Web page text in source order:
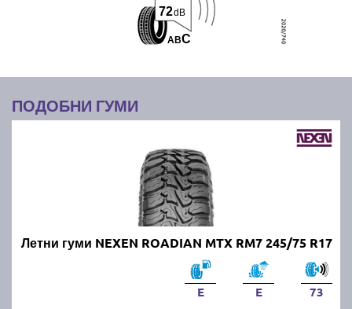
ABC
72dB
ПОДОБНИ ГУМИ
Летни гуми NEXEN ROADIAN MTX RM7 245/75 R17
E E 73